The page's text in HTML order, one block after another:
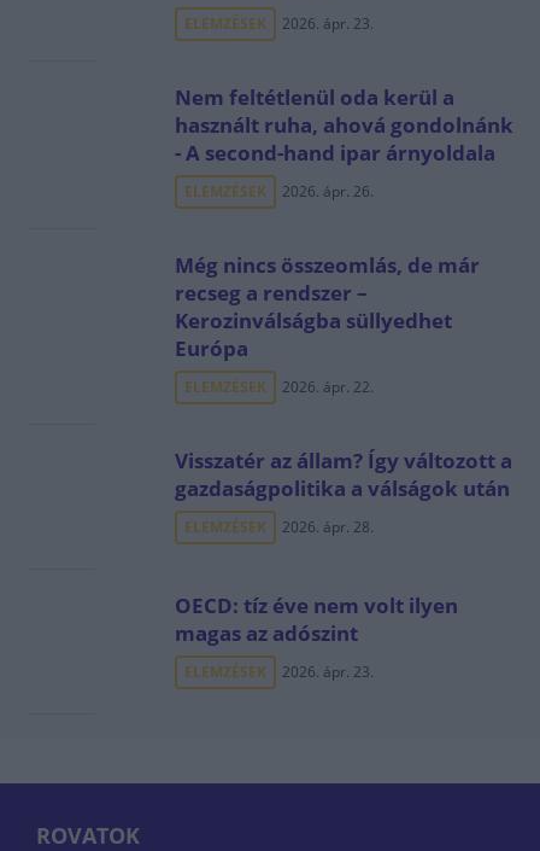
ELEMZÉSEK 2026. ápr. 23.
Nem feltétlenül oda kerül a
használt ruha, ahová gondolnánk
- A second-hand ipar árnyoldala
ELEMZÉSEK 2026. ápr. 26.
Még nincs összeomlás, de már
recseg a rendszer –
Kerozinválságba süllyedhet
Európa
ELEMZÉSEK 2026. ápr. 22.
Visszatér az állam? Így változott a
gazdaságpolitika a válságok után
ELEMZÉSEK 2026. ápr. 28.
OECD: tíz éve nem volt ilyen
magas az adószint
ELEMZÉSEK 2026. ápr. 23.
ROVATOK